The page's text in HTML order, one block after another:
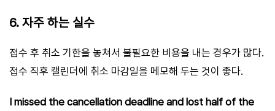
6. 자주 하는 실수
접수 후 취소 기한을 놓쳐서 불필요한 비용을 내는 경우가 많다.
접수 직후 캘린더에 취소 마감일을 메모해 두는 것이 좋다.
I missed the cancellation deadline and lost half of the